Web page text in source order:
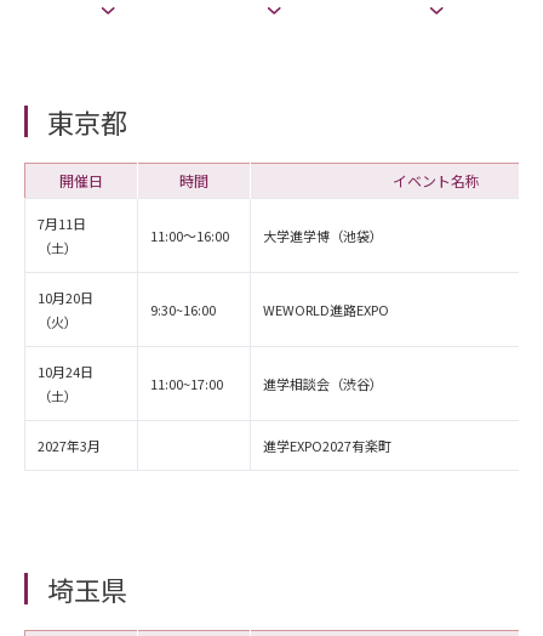
東京都
開催日 時間 イベント名称
7月11日
（土）
11:00～16:00 大学進学博（池袋）
10月20日
（火）
9:30~16:00 WEWORLD進路EXPO
10月24日
（土）
11:00~17:00 進学相談会（渋谷）
2027年3月 進学EXPO2027有楽町
埼玉県